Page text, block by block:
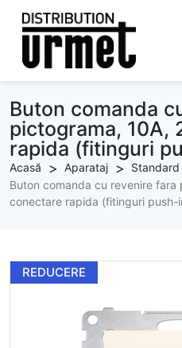
Buton comanda
pictograma, 10A,
rapida (fitinguri
Acasă Aparataj
Standard
Buton comanda cu revenire fara
conectare rapida (fitinguri push-
REDUCERE